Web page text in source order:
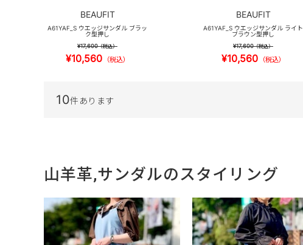
BEAUFIT
A61YAF_S ウエッジサンダル ブラッ
ク型押し
¥17,600（税込）
¥10,560 （税込）
BEAUFIT
A61YAF_S ウエッジサンダル ライト
ブラウン型押し
¥17,600（税込）
¥10,560 （税込）
10件あります
山羊革,サンダルのスタイリング